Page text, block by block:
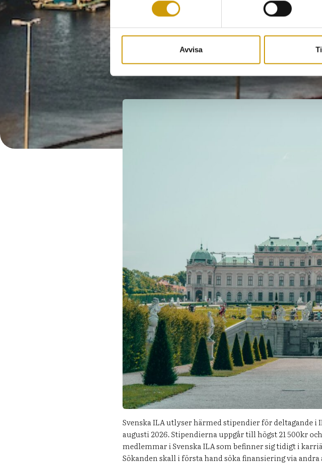
Avvisa
Svenska ILA utlyser härmed stipendier för deltagande i
augusti 2026. Stipendierna uppgår till högst 21 500kr
medlemmar i Svenska ILA som befinner sig tidigt i
Sökanden skall i första hand söka finansiering via